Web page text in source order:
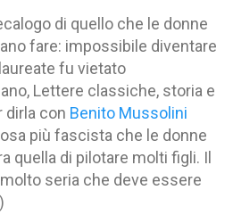
di quello che le donne
fare: impossibile diventare
fu vietato
Lettere classiche, storia e
dirla con Benito Mussolini
più fascista che le donne
quella di pilotare molti figli. Il
seria che deve essere